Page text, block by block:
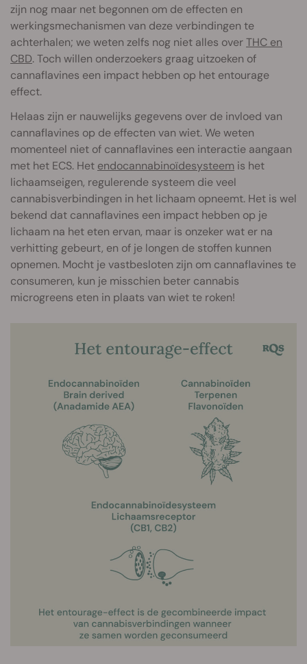
zijn nog maar net begonnen om de effecten en
werkingsmechanismen van deze verbindingen te
achterhalen; we weten zelfs nog niet alles overTHC en
CBD. Toch willen onderzoekers graag uitzoeken of
cannaflavines een impact hebben op het entourage
effect.
Helaas zijn er nauwelijks gegevens over de invloed van
cannaflavines op de effecten van wiet. We weten
momenteel niet of cannaflavines een interactie aangaan
met het ECS. Het endocannabinoïdesysteem is het
lichaamseigen, regulerende systeem die veel
cannabisverbindingen in het lichaam opneemt. Het is wel
bekend dat cannaflavines een impact hebben op je
lichaam na het eten ervan, maar is onzeker wat er na
verhitting gebeurt, en of je longen de stoffen kunnen
opnemen. Mocht je vastbesloten zijn om cannaflavines te
consumeren, kun je misschien beter cannabis
microgreens eten in plaats van wiet te roken!